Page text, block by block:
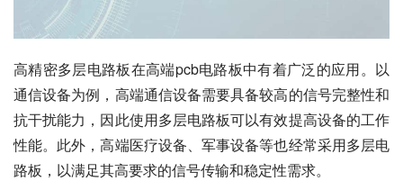
高精密多层电路板在高端pcb电路板中有着广泛的应用。以
通信设备为例，高端通信设备需要具备较高的信号完整性和
抗干扰能力，因此使用多层电路板可以有效提高设备的工作
性能。此外，高端医疗设备、军事设备等也经常采用多层电
路板，以满足其高要求的信号传输和稳定性需求。